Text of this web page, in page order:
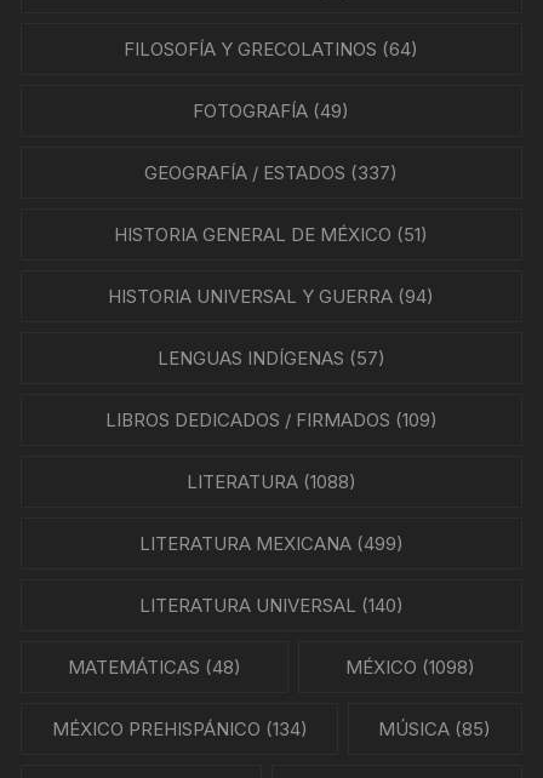
FILOSOFÍA Y GRECOLATINOS (64)
FOTOGRAFÍA (49)
GEOGRAFÍA / ESTADOS (337)
HISTORIA GENERAL DE MÉXICO (51)
HISTORIA UNIVERSAL Y GUERRA (94)
LENGUAS INDÍGENAS (57)
LIBROS DEDICADOS / FIRMADOS (109)
LITERATURA(1088)
LITERATURA MEXICANA(499)
LITERATURA UNIVERSAL (140)
MATEMÁTICAS (48) MÉXICO (1098)
MÉXICO PREHISPÁNICO (134) MÚSICA (85)